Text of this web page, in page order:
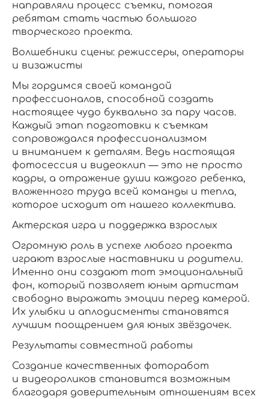
направляли процесс съемки, помогая
ребятам стать частью большого
творческого проекта.
Волшебники сцены: режиссеры, операторы
и визажисты
Мы гордимся своей командой
профессионалов, способной создать
настоящее чудо буквально за пару часов.
Каждый этап подготовки к съемкам
сопровождался профессионализмом
и вниманием к деталям. Ведь настоящая
фотосессия и видеоклип — это не просто
кадры, а отражение души каждого ребенка,
вложенного труда всей команды и тепла,
которое исходит от нашего коллектива.
Актерская игра и поддержка взрослых
Огромную роль в успехе любого проекта
играют взрослые наставники и родители.
Именно они создают тот эмоциональный
фон, который позволяет юным артистам
свободно выражать эмоции перед камерой.
Их улыбки и аплодисменты становятся
лучшим поощрением для юных звёздочек.
Результаты совместной работы
Создание качественных фоторабот
и видеороликов становится возможным
благодаря доверительным отношениям всех